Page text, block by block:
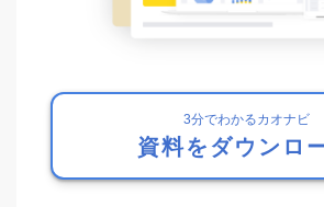
3分でわかるカオナビ
資料をダウンロ